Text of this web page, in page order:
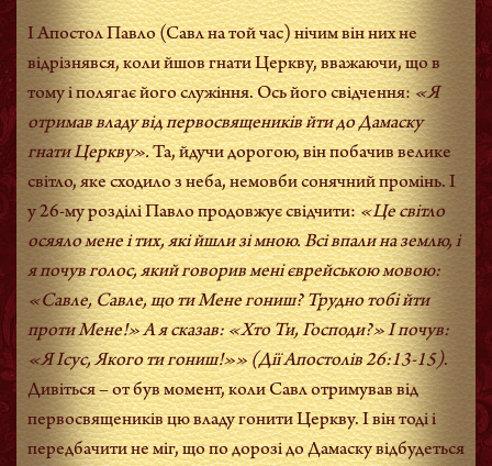
І Апостол Павло (Савл на той час) нічим він них не
відрізнявся, коли йшов гнати Церкву, вважаючи, що в
тому і полягає його служіння. Ось його свідчення:«Я
отримав владу від первосвящеників йти до Дамаску
гнати Церкву».Та, йдучи дорогою, він побачив велике
світло, яке сходило з неба, немовби сонячний промінь. І
у 26-му розділі Павло продовжує свідчити:«Це світло
осяяло мене і тих, які йшли зі мною. Всі впали на землю, і
я почув голос, який говорив мені єврейською мовою:
«Савле, Савле, що ти Мене гониш? Трудно тобі йти
проти Мене!» А я сказав: «Хто Ти, Господи?» І почув:
«Я Ісус, Якого ти гониш!»»(Дії Апостолів 26:13-15).
Дивіться – от був момент, коли Савл отримував від
первосвящеників цю владу гонити Церкву. І він тоді і
передбачити не міг, що по дорозі до Дамаску відбудеться